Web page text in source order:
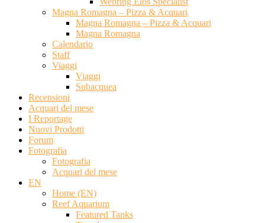
Magna Romagna – Pizza & Acquari
Magna Romagna – Pizza & Acquari
Magna Romagna
Calendario
Staff
Viaggi
Viaggi
Subacquea
Recensioni
Acquari del mese
I Reportage
Nuovi Prodotti
Forum
Fotografia
Fotografia
Acquari del mese
EN
Home (EN)
Reef Aquarium
Featured Tanks